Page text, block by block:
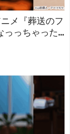
メ『葬送のフ
っっちゃった